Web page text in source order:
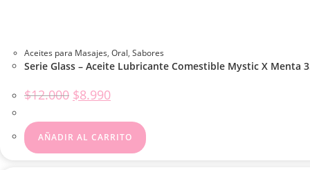
Aceites para Masajes, Oral, Sabores
Serie Glass – Aceite Lubricante Comestible Mystic X Menta
$12.000 El
precio
era:
$8.990precio
es:
$8.990.
AÑADIR AL CARRITO